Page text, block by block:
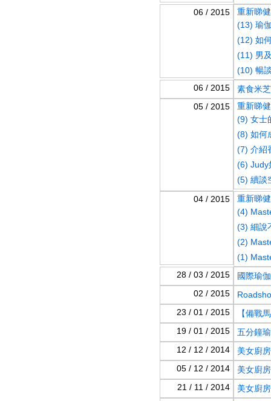
06 / 2015
重新睇
(13) 瑜
(12) 如
(11) 男
(10) 暢
06 / 2015
素食米
05 / 2015
重新睇
(9) 女士
(8) 如何
(7) 介紹
(6) Judy
(5) 續談
04 / 2015
重新睇
(4)
(3) 細說
(2)
(1)
28 / 03 / 2015
國際瑜
02 / 2015
23 / 01 / 2015
【備戰
19 / 01 / 2015
五分鐘
12 / 12 / 2014
美女廚
05 / 12 / 2014
美女廚
21 / 11 / 2014
美女廚